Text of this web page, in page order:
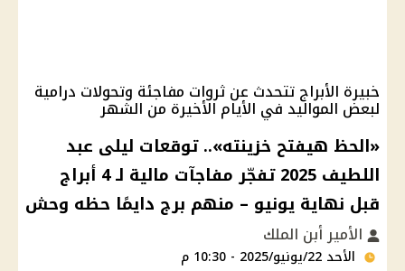
خبيرة الأبراج تتحدث عن ثروات مفاجئة وتحولات درامية
لبعض المواليد في الأيام الأخيرة من الشهر
«الحظ هيفتح خزينته».. توقعات ليلى عبد
اللطيف 2025 تفجّر مفاجآت مالية لـ 4 أبراج
قبل نهاية يونيو – منهم برج دايمًا حظه وحش
الأمير أبن الملك
الأحد 22/يونيو/2025 - 10:30 م